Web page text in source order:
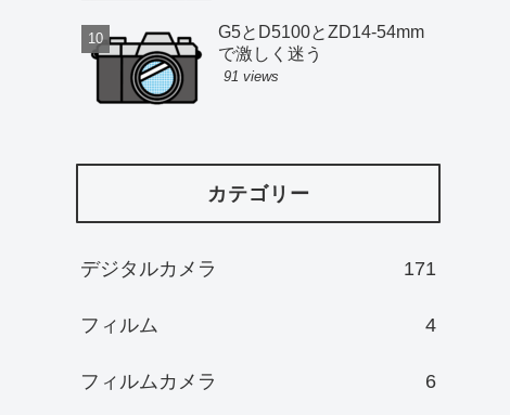
G5とD5100とZD14-54mm
で激しく迷う
91 views
カテゴリー
デジタルカメラ 171
フィルム 4
フィルムカメラ 6